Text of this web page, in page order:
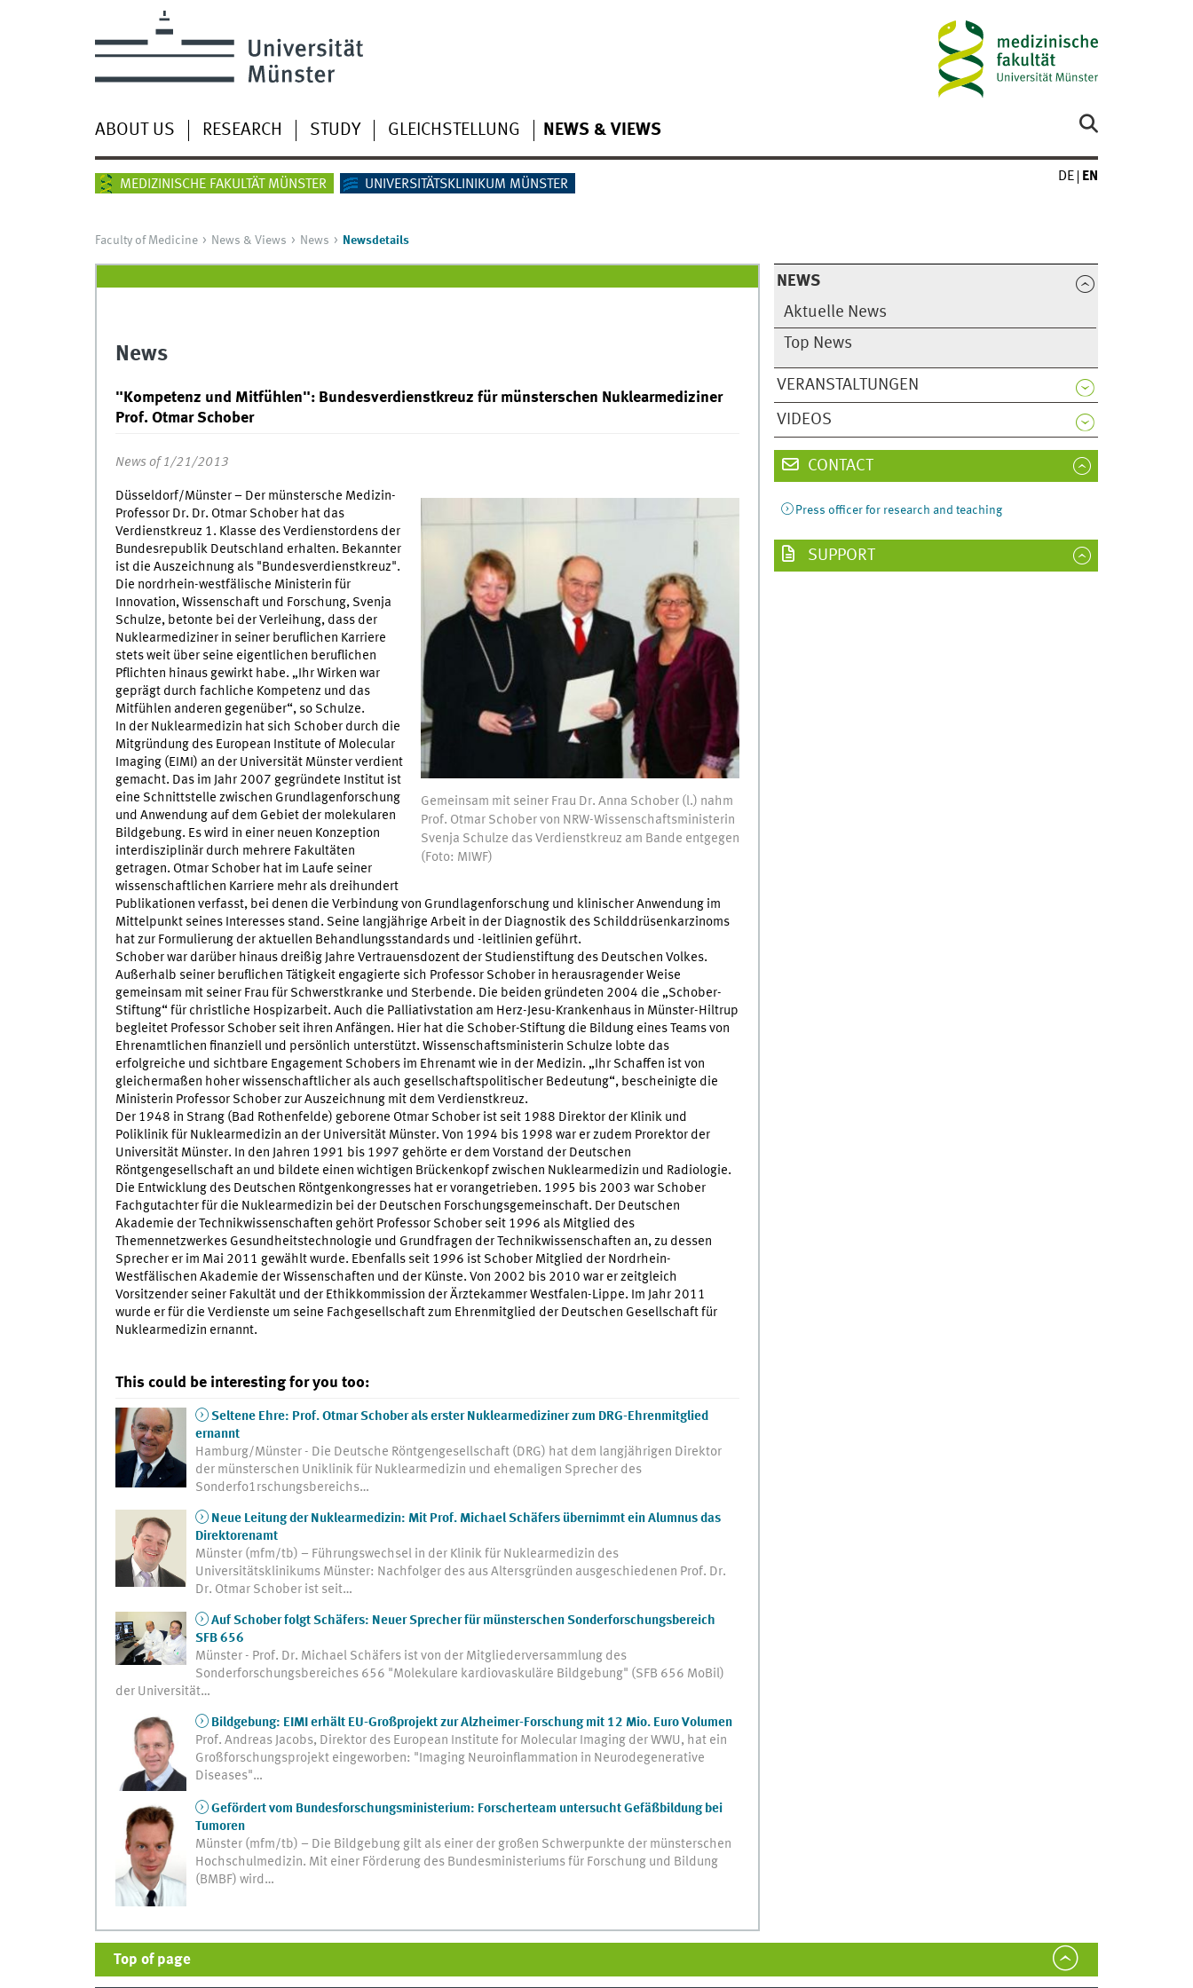
ABOUT US RESEARCH STUDY GLEICHSTELLUNG NEWS & VIEWS
MEDIZINISCHE FAKULTÄT MÜNSTER UNIVERSITÄTSKLINIKUM MÜNSTER
DE EN
Faculty of Medicine News & Views News Newsdetails
NEWS
Aktuelle News
Top News
VERANSTALTUNGEN
VIDEOS
News
"Kompetenz und Mitfühlen": Bundesverdienstkreuz für münsterschen Nuklearmediziner
Prof. Otmar Schober
News of 1/21/2013
Gemeinsam mit seiner Frau Dr. Anna Schober (l.) nahm
Prof. Otmar Schober von NRW-Wissenschaftsministerin
Svenja Schulze das Verdienstkreuz am Bande entgegen
(Foto: MIWF)
Düsseldorf/Münster – Der münstersche Medizin-
Professor Dr. Dr. Otmar Schober hat das
Verdienstkreuz 1. Klasse des Verdienstordens der
Bundesrepublik Deutschland erhalten. Bekannter
ist die Auszeichnung als "Bundesverdienstkreuz".
Die nordrhein-westfälische Ministerin für
Innovation, Wissenschaft und Forschung, Svenja
Schulze, betonte bei der Verleihung, dass der
Nuklearmediziner in seiner beruflichen Karriere
stets weit über seine eigentlichen beruflichen
Pflichten hinaus gewirkt habe. „Ihr Wirken war
geprägt durch fachliche Kompetenz und das
Mitfühlen anderen gegenüber“, so Schulze.
In der Nuklearmedizin hat sich Schober durch die
Mitgründung des European Institute of Molecular
Imaging (EIMI) an der Universität Münster verdient
gemacht. Das im Jahr 2007 gegründete Institut ist
eine Schnittstelle zwischen Grundlagenforschung
und Anwendung auf dem Gebiet der molekularen
Bildgebung. Es wird in einer neuen Konzeption
interdisziplinär durch mehrere Fakultäten
getragen. Otmar Schober hat im Laufe seiner
wissenschaftlichen Karriere mehr als dreihundert
Publikationen verfasst, bei denen die Verbindung von Grundlagenforschung und klinischer Anwendung im
Mittelpunkt seines Interesses stand. Seine langjährige Arbeit in der Diagnostik des Schilddrüsenkarzinoms
hat zur Formulierung der aktuellen Behandlungsstandards und -leitlinien geführt.
Schober war darüber hinaus dreißig Jahre Vertrauensdozent der Studienstiftung des Deutschen Volkes.
Außerhalb seiner beruflichen Tätigkeit engagierte sich Professor Schober in herausragender Weise
gemeinsam mit seiner Frau für Schwerstkranke und Sterbende. Die beiden gründeten 2004 die „Schober-
Stiftung“ für christliche Hospizarbeit. Auch die Palliativstation am Herz-Jesu-Krankenhaus in Münster-Hiltrup
begleitet Professor Schober seit ihren Anfängen. Hier hat die Schober-Stiftung die Bildung eines Teams von
Ehrenamtlichen finanziell und persönlich unterstützt. Wissenschaftsministerin Schulze lobte das
erfolgreiche und sichtbare Engagement Schobers im Ehrenamt wie in der Medizin. „Ihr Schaffen ist von
gleichermaßen hoher wissenschaftlicher als auch gesellschaftspolitischer Bedeutung“, bescheinigte die
Ministerin Professor Schober zur Auszeichnung mit dem Verdienstkreuz.
Der 1948 in Strang (Bad Rothenfelde) geborene Otmar Schober ist seit 1988 Direktor der Klinik und
Poliklinik für Nuklearmedizin an der Universität Münster. Von 1994 bis 1998 war er zudem Prorektor der
Universität Münster. In den Jahren 1991 bis 1997 gehörte er dem Vorstand der Deutschen
Röntgengesellschaft an und bildete einen wichtigen Brückenkopf zwischen Nuklearmedizin und Radiologie.
Die Entwicklung des Deutschen Röntgenkongresses hat er vorangetrieben. 1995 bis 2003 war Schober
Fachgutachter für die Nuklearmedizin bei der Deutschen Forschungsgemeinschaft. Der Deutschen
Akademie der Technikwissenschaften gehört Professor Schober seit 1996 als Mitglied des
Themennetzwerkes Gesundheitstechnologie und Grundfragen der Technikwissenschaften an, zu dessen
Sprecher er im Mai 2011 gewählt wurde. Ebenfalls seit 1996 ist Schober Mitglied der Nordrhein-
Westfälischen Akademie der Wissenschaften und der Künste. Von 2002 bis 2010 war er zeitgleich
Vorsitzender seiner Fakultät und der Ethikkommission der Ärztekammer Westfalen-Lippe. Im Jahr 2011
wurde er für die Verdienste um seine Fachgesellschaft zum Ehrenmitglied der Deutschen Gesellschaft für
Nuklearmedizin ernannt.
This could be interesting for you too:
Seltene Ehre: Prof. Otmar Schober als erster Nuklearmediziner zum DRG-Ehrenmitglied
ernannt
Hamburg/Münster - Die Deutsche Röntgengesellschaft (DRG) hat dem langjährigen Direktor
der münsterschen Uniklinik für Nuklearmedizin und ehemaligen Sprecher des
Sonderfo1rschungsbereichs…
Neue Leitung der Nuklearmedizin: Mit Prof. Michael Schäfers übernimmt ein Alumnus das
Direktorenamt
Münster (mfm/tb) – Führungswechsel in der Klinik für Nuklearmedizin des
Universitätsklinikums Münster: Nachfolger des aus Altersgründen ausgeschiedenen Prof. Dr.
Dr. Otmar Schober ist seit…
Auf Schober folgt Schäfers: Neuer Sprecher für münsterschen Sonderforschungsbereich
SFB 656
Münster - Prof. Dr. Michael Schäfers ist von der Mitgliederversammlung des
Sonderforschungsbereiches 656 "Molekulare kardiovaskuläre Bildgebung" (SFB 656 MoBil)
der Universität…
Bildgebung: EIMI erhält EU-Großprojekt zur Alzheimer-Forschung mit 12 Mio. Euro Volumen
Prof. Andreas Jacobs, Direktor des European Institute for Molecular Imaging der WWU, hat ein
Großforschungsprojekt eingeworben: "Imaging Neuroinflammation in Neurodegenerative
Diseases"…
Gefördert vom Bundesforschungsministerium: Forscherteam untersucht Gefäßbildung bei
Tumoren
Münster (mfm/tb) – Die Bildgebung gilt als einer der großen Schwerpunkte der münsterschen
Hochschulmedizin. Mit einer Förderung des Bundesministeriums für Forschung und Bildung
(BMBF) wird…
CONTACT
Press officer for research and teaching
SUPPORT
Top of page